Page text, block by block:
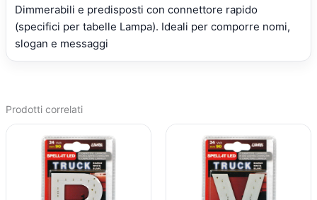
Dimmerabili e predisposti con connettore rapido
(specifici per tabelle Lampa). Ideali per comporre nomi,
slogan e messaggi
Prodotti correlati
PREZZO
ORIGINALE
ERA:
€10,35.
PREZZO
ATTUALE
È:
€9,60.
PREZZO
ORIGINALE
ERA:
€10,35.
PREZZO
ATTUALE
È:
€9,60.